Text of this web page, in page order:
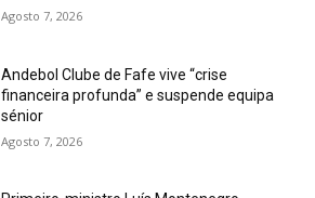
Agosto 7, 2026
Andebol Clube de Fafe vive “crise
financeira profunda” e suspende equipa
sénior
Agosto 7, 2026